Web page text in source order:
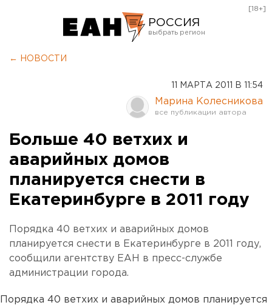
РОССИЯ
Оренбург
[18+]
← НОВОСТИ
11 МАРТА 2011 В 11:54
Марина Колесникова
Больше 40 ветхих и
аварийных домов
планируется снести в
Екатеринбурге в 2011 году
Порядка 40 ветхих и аварийных домов
планируется снести в Екатеринбурге в 2011 году,
сообщили агентству ЕАН в пресс-службе
администрации города.
Порядка 40 ветхих и аварийных домов планируется